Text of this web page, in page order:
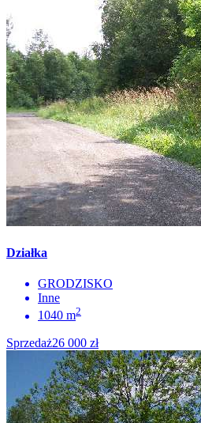
Działka
GRODZISKO
Inne
1040 m2
Sprzedaż26 000 zł